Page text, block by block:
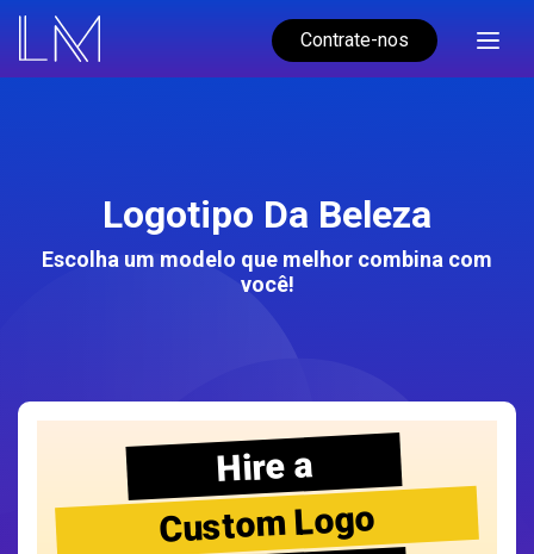
Contrate-nos
Logotipo Da Beleza
Escolha um modelo que melhor combina com
você!
Hire a
Custom Logo